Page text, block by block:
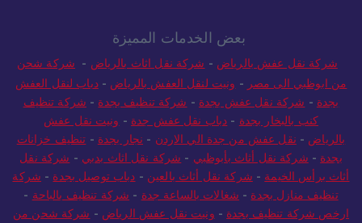
بعض الخدمات المميزة
شركة نقل عفش بالرياض - شركة نقل اثاث بالرياض - شركة شحن
من ابوظبي الى مصر - ونيت لنقل العفش بالرياض -دباب لنقل العفش
بجدة - شركة نقل عفش بجدة - شركة تنظيف بجدة - شركة تنظيف
كنب بالبخار بجدة - دباب نقل عفش جدة - ونيت نقل عفش
بالرياض - نقل عفش من جدة الي الاردن - نجار بجدة - تنظيف خزانات
بجدة - شركة نقل أثاث بأبوظبي - شركة نقل اثاث بدبي - شركة نقل
أثاث برأس الخيمة - شركة نقل أثاث بالعين - دباب توصيل بجدة - شركة
تنظيف منازل بجدة - شغالات بالساعة جدة - شركة تنظيف بالباحة -
ارخص شركة تنظيف بجدة - ونيت نقل عفش الرياض - شركة شحن من